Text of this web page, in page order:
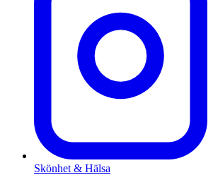
Skönhet & Hälsa